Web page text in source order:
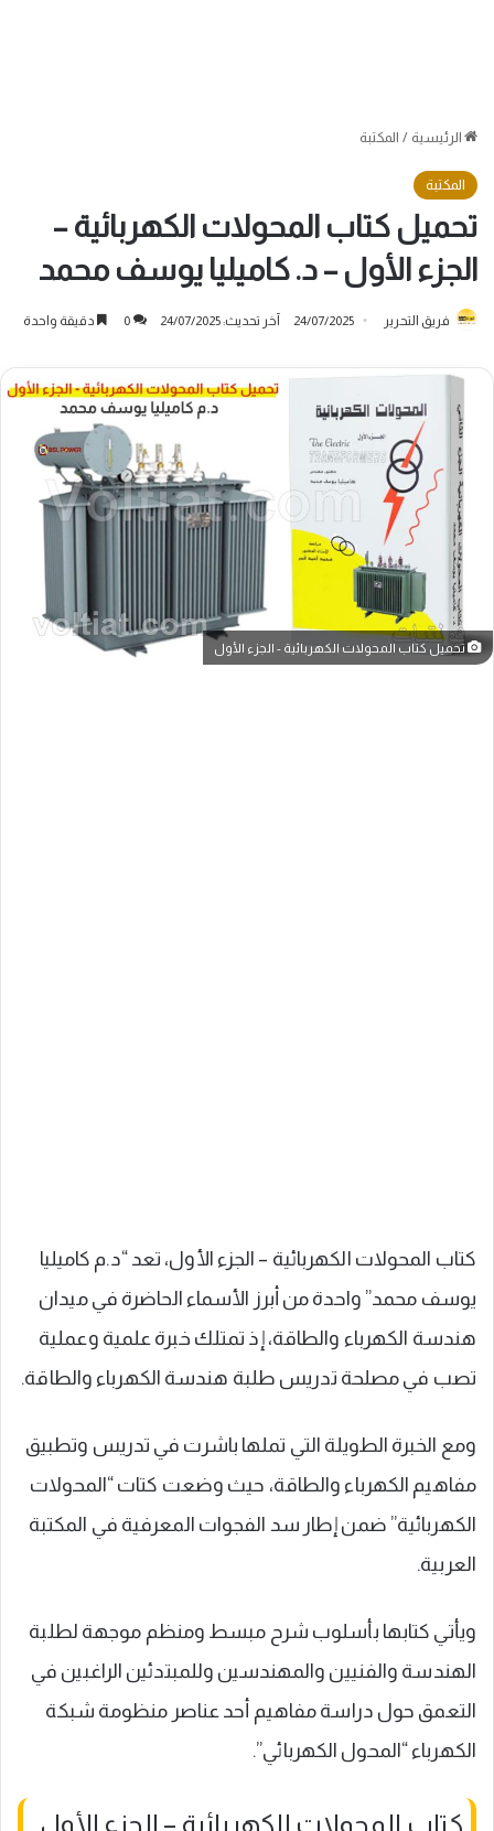
الرئيسية / المكتبة
المكتبة
تحميل كتاب المحولات الكهربائية –
الجزء الأول – د. كاميليا يوسف محمد
فريق التحرير 24/07/2025 آخر تحديث: 24/07/2025 0 دقيقة واحدة
تحميل كتاب المحولات الكهربائية - الجزء الأول
كتاب المحولات الكهربائية – الجزء الأول، تعد “د.م كاميليا
يوسف محمد” واحدة من أبرز الأسماء الحاضرة في ميدان
هندسة الكهرباء والطاقة، إذ تمتلك خبرة علمية وعملية
تصب في مصلحة تدريس طلبة هندسة الكهرباء والطاقة.
ومع الخبرة الطويلة التي تملها باشرت في تدريس وتطبيق
مفاهيم الكهرباء والطاقة، حيث وضعت كتات “المحولات
الكهربائية” ضمن إطار سد الفجوات المعرفية في المكتبة
العربية.
ويأتي كتابها بأسلوب شرح مبسط ومنظم موجهة لطلبة
الهندسة والفنيين والمهندسين وللمبتدئين الراغبين في
التعمق حول دراسة مفاهيم أحد عناصر منظومة شبكة
الكهرباء “المحول الكهربائي”.
كتاب المحولات الكهربائية – الجزء الأول